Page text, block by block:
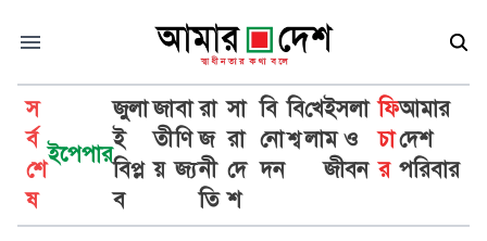
স
র্ব
শে
ষ
ইপেপার
জুলা
ই
বিপ্ল
ব
জা
তী
য়
বা
ণি
জ্য
রা
জ
নী
তি
সা
রা
দে
শ
বি
নো
দন
বি
শ্ব
খে
লা
ইসলা
ম ও
জীবন
ফি
চা
র
আমার
দেশ
পরিবার